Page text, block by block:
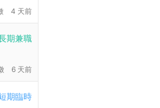
4 天前
期兼職
6 天前
期臨時